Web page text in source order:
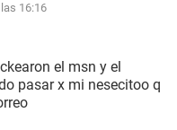
16:16
el msn y el
pasar x mi nesecitoo q